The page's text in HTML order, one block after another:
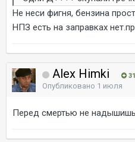
Не неси фигня, бензина
НПЗ есть на заправках
Alex Himki
Опубликовано 1 июля
Перед смертью не